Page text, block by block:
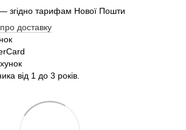
згідно тарифам Нової Пошти
доставку
від 1 до 3 років.